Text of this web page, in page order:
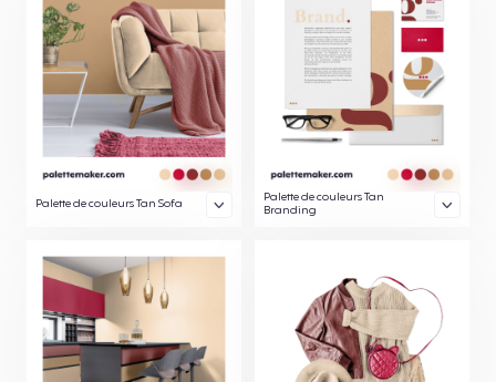
Palette de couleurs Tan Sofa
Palette de couleurs Tan
Branding